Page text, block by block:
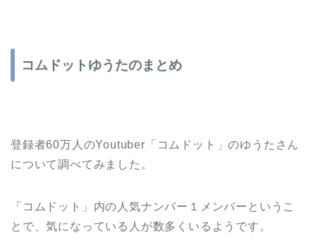
コムドットゆうたのまとめ
登録者60万人のYoutuber「コムドット」のゆうたさん
について調べてみました。
「コムドット」内の人気ナンバー１メンバーというこ
とで、気になっている人が数多くいるようです。